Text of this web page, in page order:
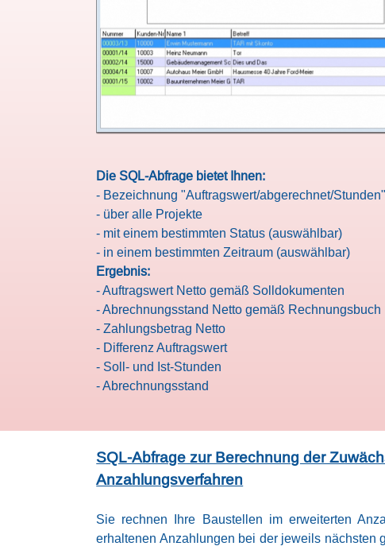
Die SQL-Abfrage bietet Ihnen:
- Bezeichnung "Auftragswert/abgerechnet/Stunden"
- über alle Projekte
- mit einem bestimmten Status (auswählbar)
- in einem bestimmten Zeitraum (auswählbar)
Ergebnis:
- Auftragswert Netto gemäß Solldokumenten
- Abrechnungsstand Netto gemäß Rechnungsbuch
- Zahlungsbetrag Netto
- Differenz Auftragswert
- Soll- und Ist-Stunden
- Abrechnungsstand
SQL-Abfrage zur Berechnung der
Anzahlungsverfahren
Sie rechnen Ihre Baustellen im erweiterten
erhaltenen Anzahlungen bei der jeweils nächsten